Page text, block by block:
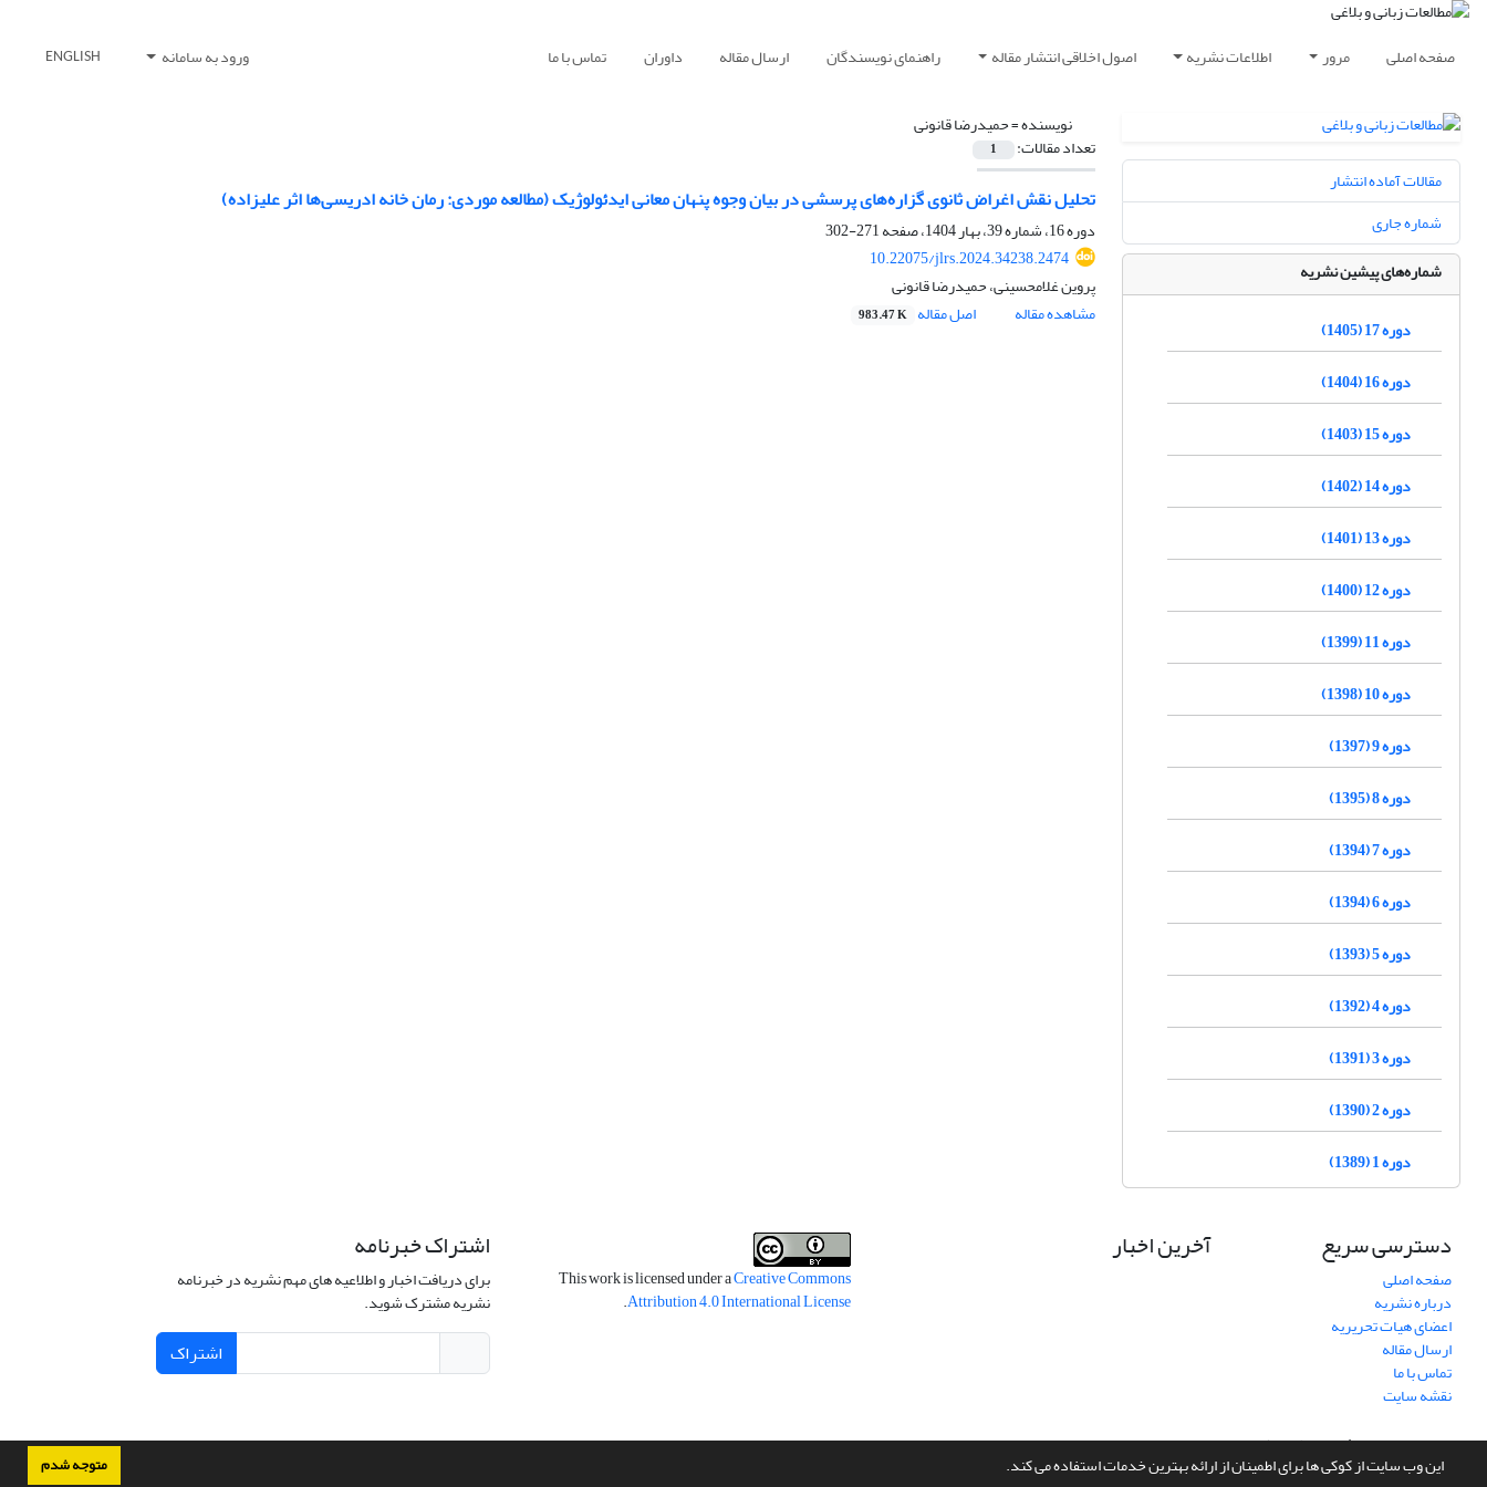
این وب سایت از کوکی ها برای اطمینان از ارائه بهترین خدمات استفاده می کند. متوجه شدم
صفحه اصلی مرور اطلاعات نشریه اصول اخلاقی انتشار مقاله راهنمای نویسندگان ارسال مقاله داوران تماس با ما ورود به سامانه ENGLISH
نویسنده =حمیدرضا قانونی
تعداد مقالات: 1
تحلیل نقش اغراض ثانوی گزاره‌های پرسشی در بیان وجوه پنهان معانی ایدئولوژیک (مطالعه موردی: رمان خانه ادریسی‌ها اثر علیزاده)
دوره 16، شماره 39، بهار 1404، صفحه
271-302
10.22075/jlrs.2024.34238.2474
پروین غلامحسینی، حمیدرضا قانونی
مشاهده مقاله
اصل مقاله 983.47 K
مقالات آماده انتشار
شماره جاری
شماره‌های پیشین نشریه
دوره 17 (1405)
دوره 16 (1404)
دوره 15 (1403)
دوره 14 (1402)
دوره 13 (1401)
دوره 12 (1400)
دوره 11 (1399)
دوره 10 (1398)
دوره 9 (1397)
دوره 8 (1395)
دوره 7 (1394)
دوره 6 (1394)
دوره 5 (1393)
دوره 4 (1392)
دوره 3 (1391)
دوره 2 (1390)
دوره 1 (1389)
دسترسی سریع
صفحه اصلی
درباره نشریه
اعضای هیات تحریریه
ارسال مقاله
تماس با ما
نقشه سایت
آخرین اخبار
This work is licensed under aCreative Commons
Attribution 4.0 International License
.
اشتراک خبرنامه
برای دریافت اخبار و اطلاعیه های مهم نشریه در خبرنامه
نشریه مشترک شوید.
اشتراک
سامانه مدیریت نشریات علمی.طراحی و پیاده سازی ازسیناوب